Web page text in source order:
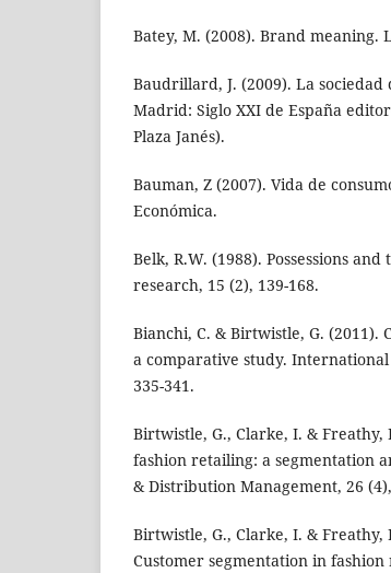
Batey, M. (2008). Brand meaning.
Baudrillard, J. (2009). La
Madrid: Siglo XXI de España
Plaza Janés).
Bauman, Z (2007). Vida de
Económica.
Belk, R.W. (1988). Possessions
research, 15 (2), 139-168.
Bianchi, C. & Birtwistle, G. (2011).
a comparative study.
335-341.
Birtwistle, G., Clarke, I. & Freathy,
fashion retailing: a segmentation
& Distribution Management, 26
Birtwistle, G., Clarke, I. & Freathy,
Customer segmentation in